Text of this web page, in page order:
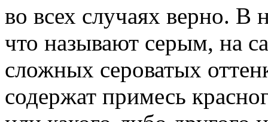
во всех случаях верно. В
что называют серым, на
сложных сероватых
содержат примесь